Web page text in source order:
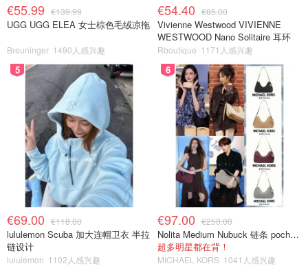
€55.99 €139.99
UGG UGG ELEA 女士棕色毛绒凉拖
Breuninger 1490人感兴趣
€54.40 €85.00
Vivienne Westwood VIVIENNE
WESTWOOD Nano Solitaire 耳环
Rboutique 1171人感兴趣
5
€69.00 €118.00
lululemon Scuba 加大连帽卫衣 半拉
链设计
lululemon 1102人感兴趣
6
€97.00 €250.00
Nolita Medium Nubuck 链条 pochette
超多明星都在背！
MICHAEL KORS 1041人感兴趣